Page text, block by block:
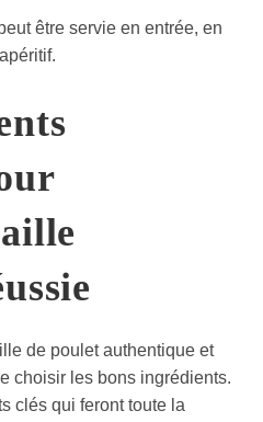
être servie en entrée, en
de poulet authentique et
choisir les bons ingrédients.
clés qui feront toute la